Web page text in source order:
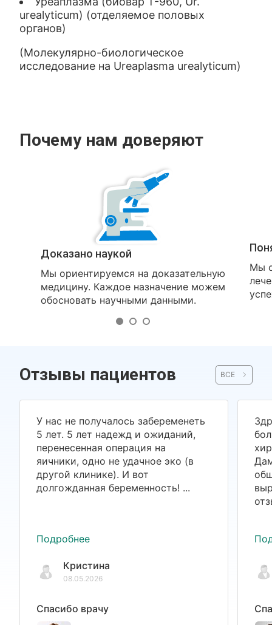
urealyticum) (отделяемое половых
органов)
(Молекулярно-биологическое
исследование на Ureaplasma urealyticum)
Почему нам доверяют
Доказано наукой
Мы ориентируемся на доказательную
медицину. Каждое назначение можем
обосновать научными данными.
Мы
Отзывы пациентов ВСЕ
У нас не получалось забеременеть
5 лет. 5 лет надежд и ожиданий,
перенесенная операция на
яичники, одно не удачное эко (в
другой клинике). И вот
долгожданная беременность! ...
Подробнее
Кристина
08.05.2026
Спасибо врачу